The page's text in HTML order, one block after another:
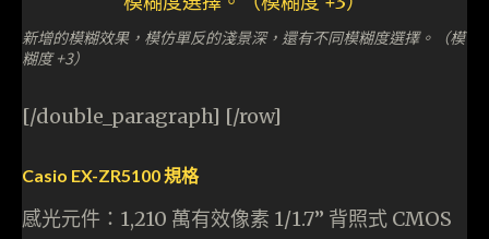
新增的模糊效果，模仿單反的淺景深，還有不同模糊度選擇。（模
糊度 +3）
[/double_paragraph] [/row]
Casio EX-ZR5100 規格
感光元件：1,210 萬有效像素 1/1.7” 背照式 CMOS